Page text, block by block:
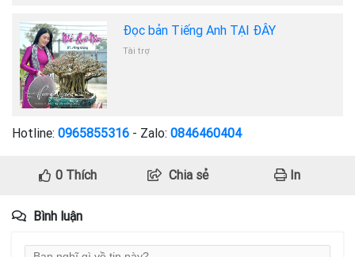
Đọc bản Tiếng Anh TẠI ĐÂY
Tài trợ
Hotline: 0965855316 - Zalo: 0846460404
0Thích Chia sẻ In
Bình luận